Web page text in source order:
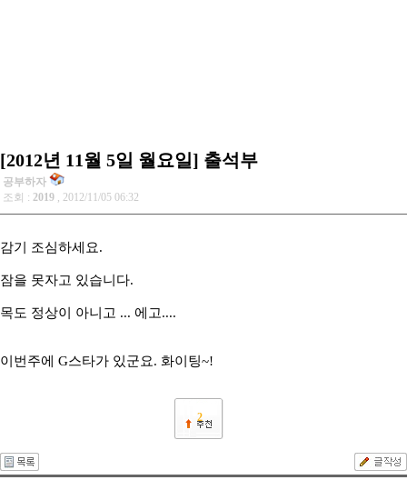
[2012년 11월 5일 월요일] 출석부
공부하자
조회 : 2019 , 2012/11/05 06:32
감기 조심하세요.
잠을 못자고 있습니다.
목도 정상이 아니고 ... 에고....
이번주에 G스타가 있군요. 화이팅~!
2